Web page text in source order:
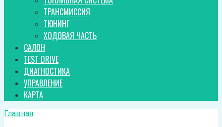
ТРАНСМИССИЯ
ТЮНИНГ
ХОДОВАЯ ЧАСТЬ
САЛОН
TEST DRIVE
ДИАГНОСТИКА
УПРАВЛЕНИЕ
КАРТА
Главная